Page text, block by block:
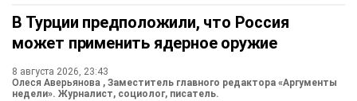
В Турции предположили, что Россия
может применить ядерное оружие
8 августа 2026, 23:43
Олеся Аверьянова , Заместитель главного редактора «Аргументы
недели». Журналист, социолог, писатель.